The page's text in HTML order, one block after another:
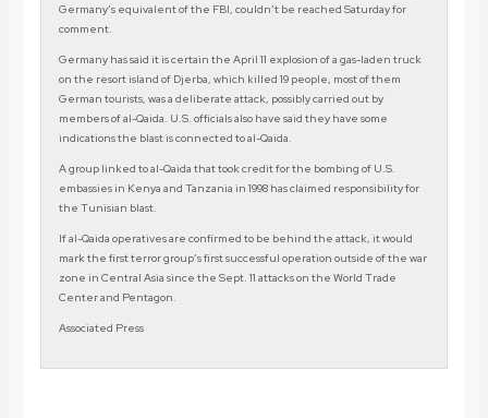
Germany’s equivalent of the FBI, couldn’t be reached Saturday for
comment.
Germany has said it is certain the April 11 explosion of a gas-laden truck
on the resort island of Djerba, which killed 19 people, most of them
German tourists, was a deliberate attack, possibly carried out by
members of al-Qaida. U.S. officials also have said they have some
indications the blast is connected to al-Qaida.
A group linked to al-Qaida that took credit for the bombing of U.S.
embassies in Kenya and Tanzania in 1998 has claimed responsibility for
the Tunisian blast.
If al-Qaida operatives are confirmed to be behind the attack, it would
mark the first terror group’s first successful operation outside of the war
zone in Central Asia since the Sept. 11 attacks on the World Trade
Center and Pentagon.
Associated Press